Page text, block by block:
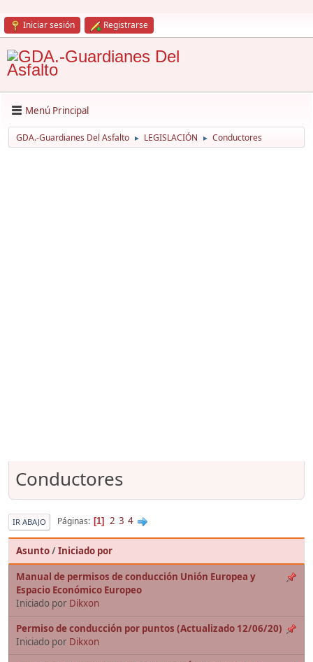
Iniciar sesión Registrarse
Menú Principal
GDA.-Guardianes Del Asfalto ► LEGISLACIÓN ► Conductores
Conductores
IR ABAJO Páginas 1 2 3 4
Asunto/Iniciado por
Manual de permisos de conducción Unión Europea y
Espacio Económico Europeo
Iniciado por Dikxon
Permiso de conducción por puntos (Actualizado 12/06/20)
Iniciado por Dikxon